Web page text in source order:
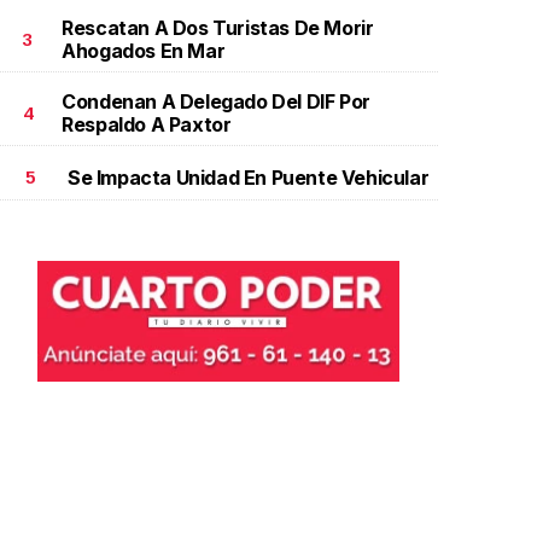
Julio 03 l
3
Rescatan A Dos Turistas De Morir
Ahogados En Mar
4
Condenan A Delegado Del DIF Por
Respaldo A Paxtor
5 Se Impacta Unidad En Puente Vehicular